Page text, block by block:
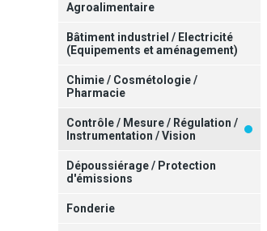
Agroalimentaire
Bâtiment industriel / Electricité
(Equipements et aménagement)
Chimie / Cosmétologie /
Pharmacie
Contrôle / Mesure / Régulation /
Instrumentation / Vision
Dépoussiérage / Protection
d'émissions
Fonderie